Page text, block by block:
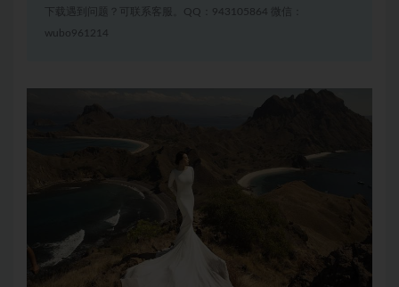
下载遇到问题？可联系客服。QQ：943105864 微信：
wubo961214